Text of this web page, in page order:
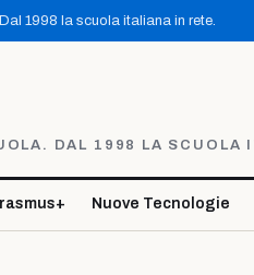
1998 la scuola italiana in rete.
DAL 1998 LA SCUOLA
Nuove Tecnologie